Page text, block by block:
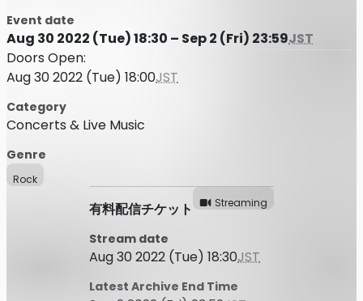
Event date
Aug 30 2022 (Tue) 18:30 – Sep 2 (Fri) 23:59JST
Doors Open:
Aug 30 2022 (Tue) 18:00JST
Category
Concerts & Live Music
Genre
Rock
有料配信チケット Streaming
Stream date
Aug 30 2022 (Tue) 18:30JST
Latest Archive End Time